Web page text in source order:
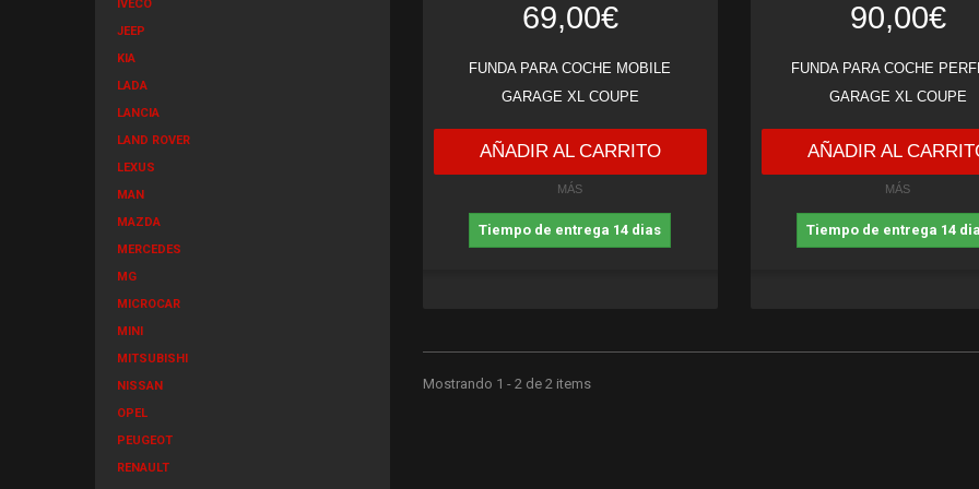
IVECO
JEEP
KIA
LADA
LANCIA
LAND ROVER
LEXUS
MAN
MAZDA
MERCEDES
MG
MICROCAR
MINI
MITSUBISHI
NISSAN
OPEL
PEUGEOT
RENAULT
69,00€
FUNDA PARA COCHE MOBILE
GARAGE XL COUPE
AÑADIR AL CARRITO
MÁS
Tiempo de entrega 14 dias
90,00€
FUNDA PARA COCHE
GARAGE XL COUPE
AÑADIR AL
MÁS
Tiempo de entrega 14
Mostrando 1 - 2 de 2 items